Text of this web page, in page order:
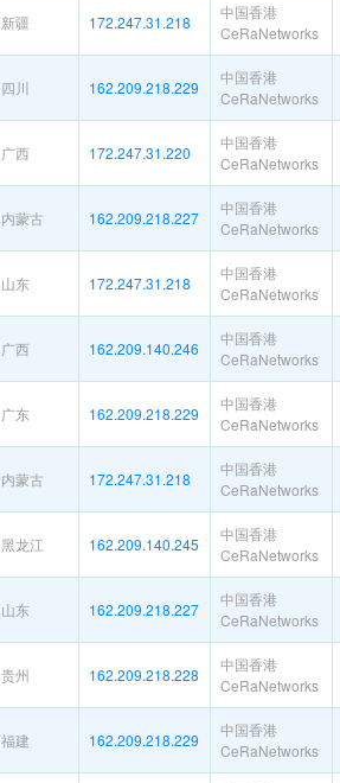
新疆 172.247.31.218
中国香港
CeRaNetworks
四川 162.209.218.229
中国香港
CeRaNetworks
广西 172.247.31.220
中国香港
CeRaNetworks
内蒙古 162.209.218.227
中国香港
CeRaNetworks
山东 172.247.31.218
中国香港
CeRaNetworks
广西 162.209.140.246
中国香港
CeRaNetworks
广东 162.209.218.229
中国香港
CeRaNetworks
内蒙古 172.247.31.218
中国香港
CeRaNetworks
黑龙江 162.209.140.245
中国香港
CeRaNetworks
山东 162.209.218.227
中国香港
CeRaNetworks
贵州 162.209.218.228
中国香港
CeRaNetworks
福建 162.209.218.229
中国香港
CeRaNetworks